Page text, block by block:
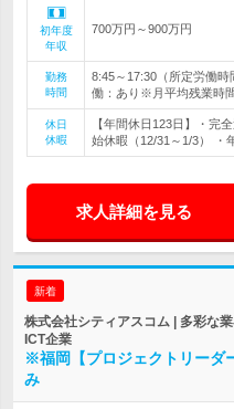
初年度
年収
700万円～900万円
勤務
時間
8:45～17:30（所定労働
働：あり※月平均残業時
休日
休暇
【年間休日123日】・完
始休暇（12/31～1/3） ・
求人詳細を見る
新着
株式会社シティアスコム | 多彩な
ICT企業
※福岡【プロジェクトリーダ
み